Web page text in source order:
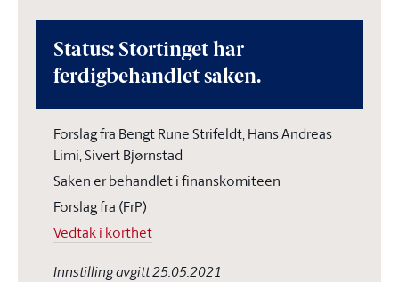
Status: Stortinget har
ferdigbehandlet saken.
Forslag fra Bengt Rune Strifeldt, Hans Andreas
Limi, Sivert Bjørnstad
Saken er behandlet i finanskomiteen
Forslag fra (FrP)
Vedtak i korthet
Innstilling avgitt 25.05.2021